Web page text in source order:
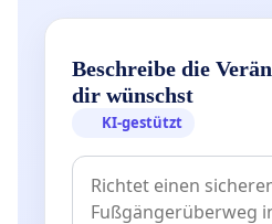
Beschreibe die
dir wünschst
KI-gestützt